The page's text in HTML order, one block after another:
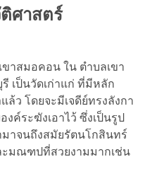
ศาสตร์
าสมอคอน ใน ตำบลเขา
เป็นวัดเก่าแก่ ที่มีหลัก
ว โดยจะมีเจดีย์ทรงลังกา
ค์ระฆังเอาไว้ ซึ่งเป็นรูป
าจนถึงสมัยรัตนโกสินทร์
มณฑปที่สวยงามมากเช่น